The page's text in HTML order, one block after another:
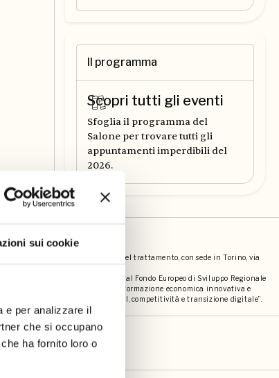
sui cookie
e per analizzare il
che si occupano
ha fornito loro o
Il programma
Scopri tutti gli eventi
Sfoglia il programma del
Salone per trovare tutti gli
appuntamenti imperdibili del
2026.
12057500014) contitolari del trattamento, con sede in Torino, via
e mailing, è stato cofinanziato dal Fondo Europeo di Sviluppo Regionale
la promozione di una trasformazione economica innovativa e
(TIC)” - “PRIORITA’ I RSI, competitività e transizione digitale”.